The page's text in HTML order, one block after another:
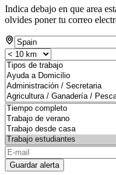
Indica debajo en que area
olvides poner tu correo
Guardar alerta